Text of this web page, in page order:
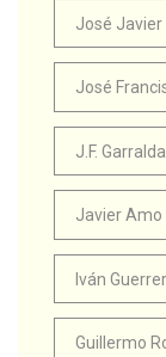
José Javier
José
J.F. Garralda
Javier Amo
Iván
Guillermo